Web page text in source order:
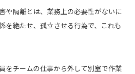
や隔離とは、業務上の必要性がないに
を絶たせ、孤立させる行為で、これも
をチームの仕事から外して別室で作業